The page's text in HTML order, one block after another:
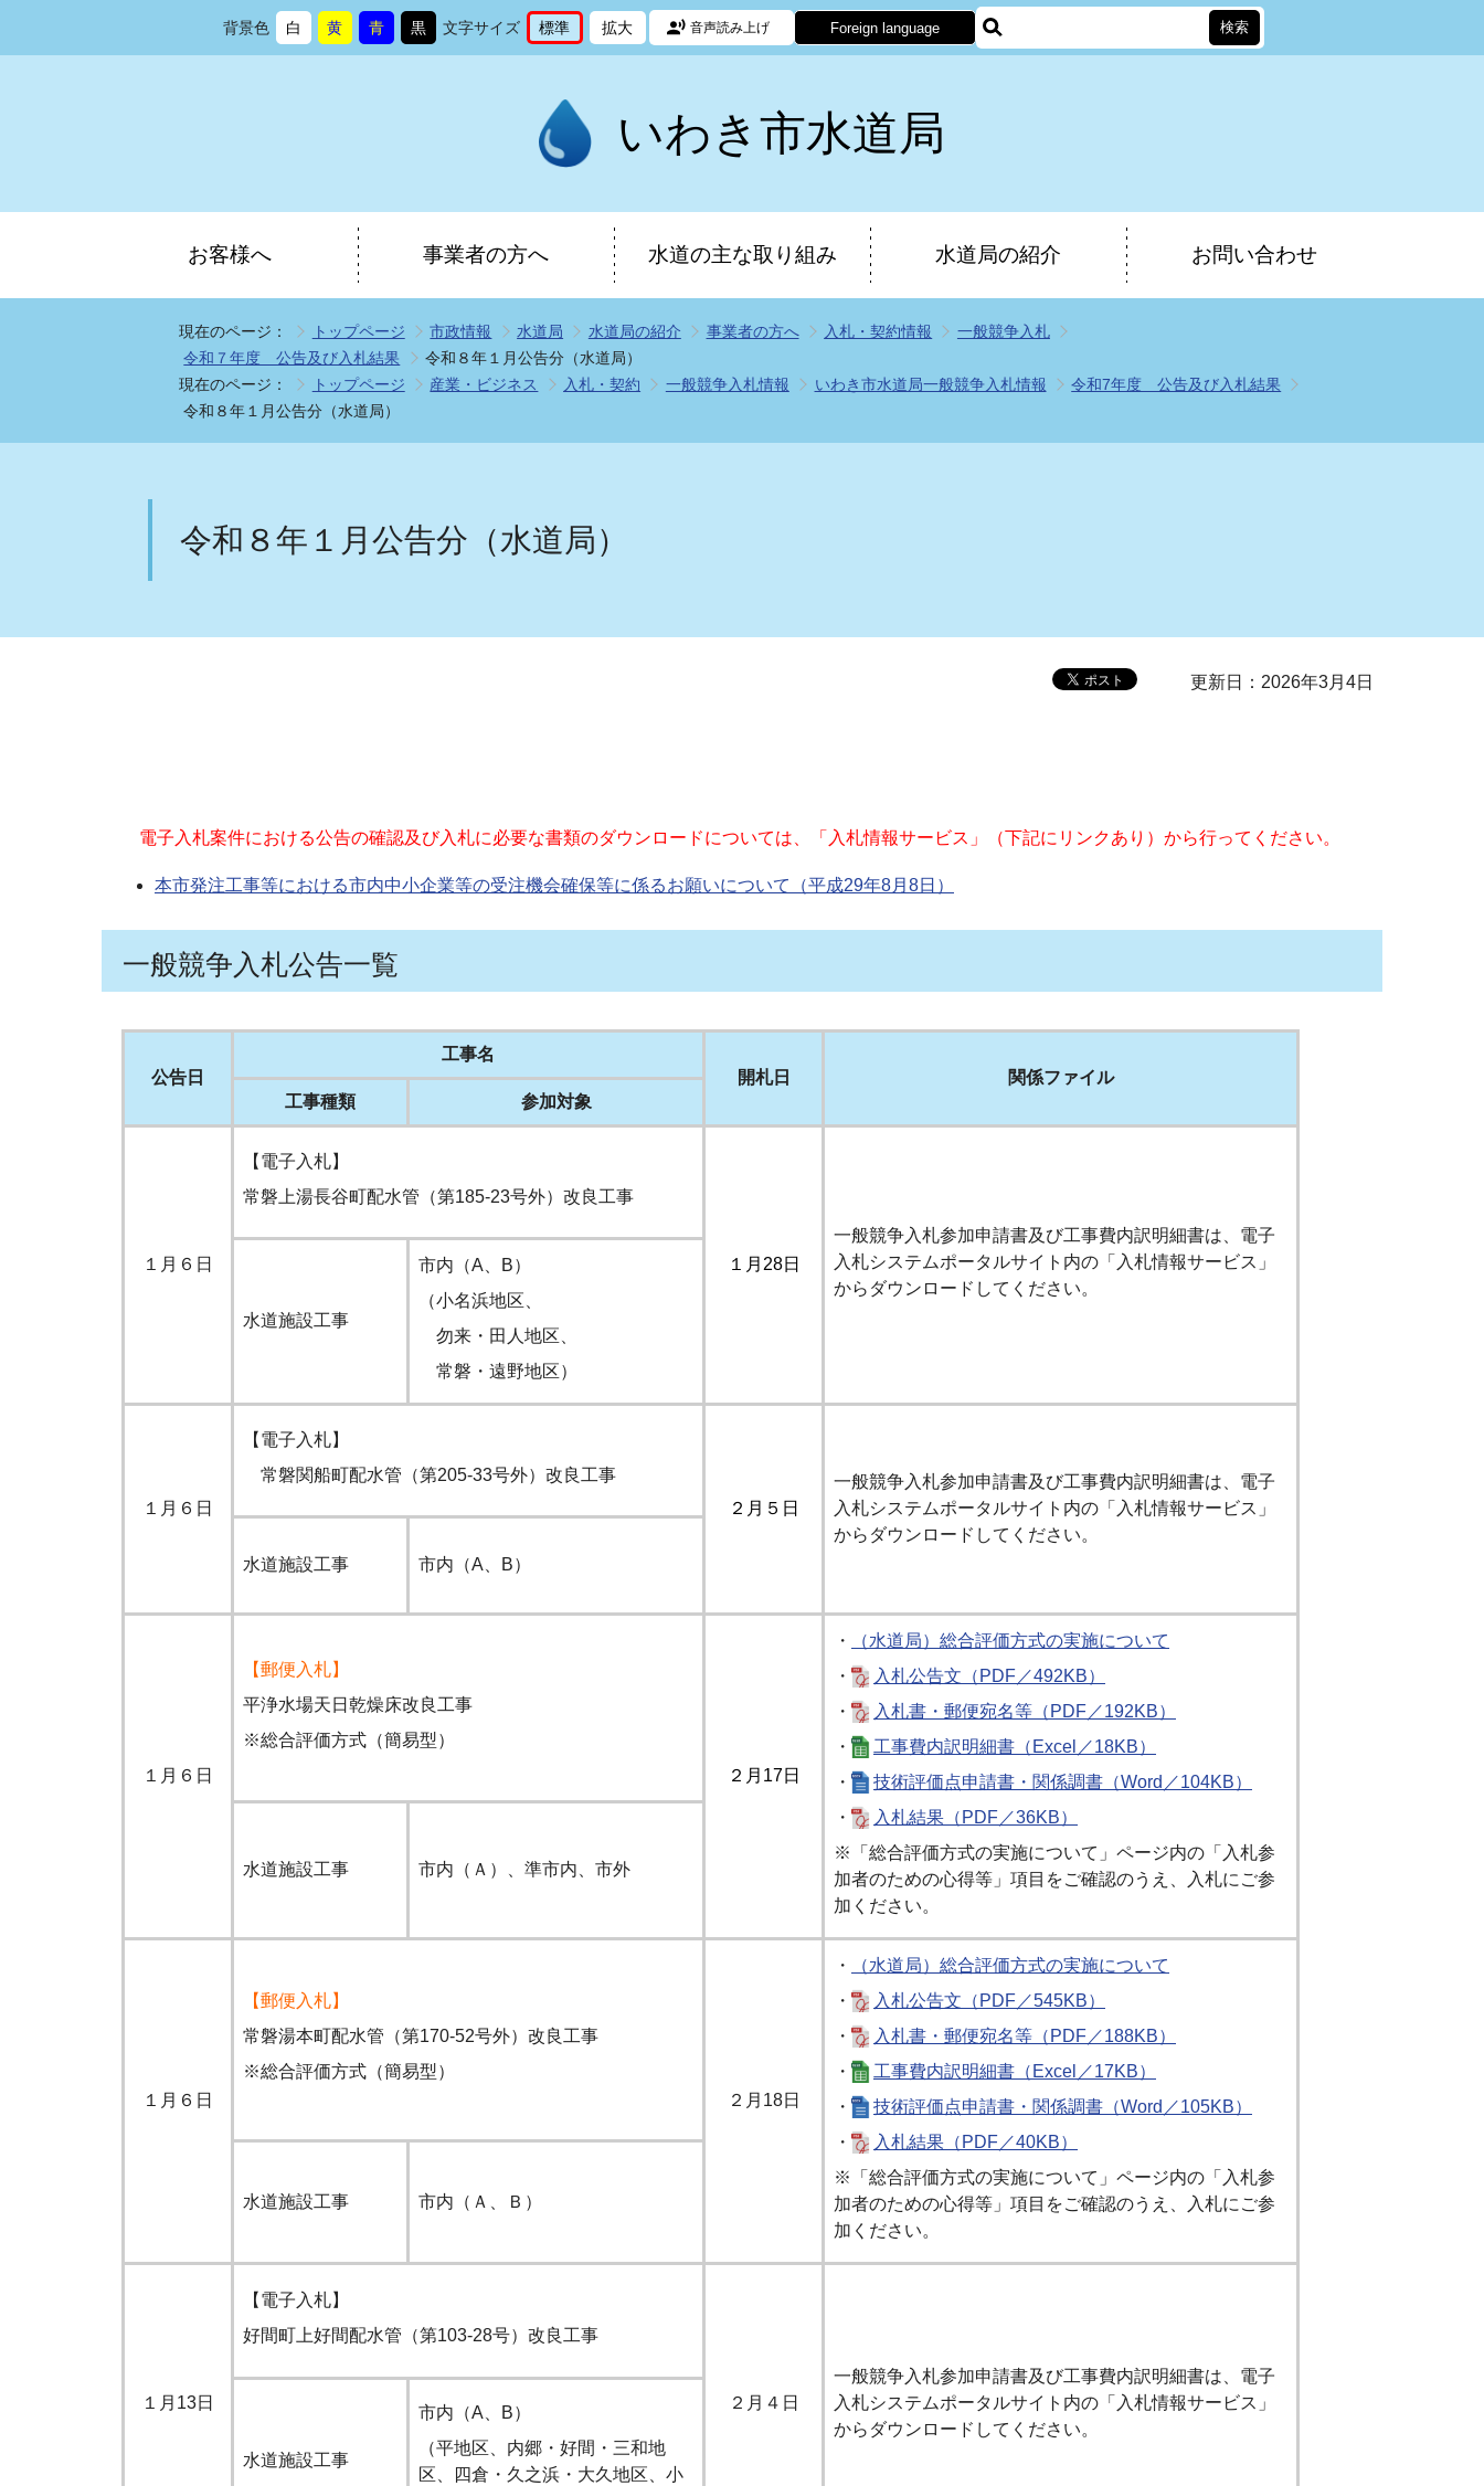
背景色
背
白
に
背
黄
に
背
青
に
背
黒
に
文字サイズ
文
イ
ズ
を
標準
に
文
拡大
に
音声読み上げ Foreign language
いわき市水道局
お客様へ 事業者の方へ 水道の主な取り組み 水道局の紹介 お問い合わせ
現在のページ： トップページ 市政情報 水道局 水道局の紹介 事業者の方へ 入札・契約情報
一般競争入札
令和７年度 公告及び入札結果
令和８年１月公告分（水道局）
現在のページ：
トップページ 産業・ビジネス 入札・契約 一般競争入札情報 いわき市水道局一般競争入札情報
令和7年度 公告及び入札結果
令和８年１月公告分（水道局）
令和８年１月公告分（水道局）
更新日：2026年3月4日
電子入札案件における公告の確認及び入札に必要な書類のダウンロードについては、「入札情報サービス」（下記にリンクあり）から行ってください。
本市発注工事等における市内中小企業等の受注機会確保等に係るお願いについて（平成29年8月8日）
一般競争入札公告一覧
公告日
工事名
開札日
関係ファイル
工事種類
参加対象
１月６日
【電子入札】
常磐上湯長谷町配水管（第185-23号外）改良工事
１月28日
一般競争入札参加申請書及び工事費内訳明細書は、電子
入札システムポータルサイト内の「入札情報サービス」
からダウンロードしてください。
水道施設工事
市内（A、B）
（小名浜地区、
勿来・田人地区、
常磐・遠野地区）
１月６日
【電子入札】
常磐関船町配水管（第205-33号外）改良工事
２月５日
一般競争入札参加申請書及び工事費内訳明細書は、電子
入札システムポータルサイト内の「入札情報サービス」
からダウンロードしてください。
水道施設工事
市内（A、B）
１月６日
【郵便入札】
平浄水場天日乾燥床改良工事
※総合評価方式（簡易型）
２月17日
・
（水道局）総合評価方式の実施について
・
入札公告文（PDF／492KB）
・
入札書・郵便宛名等（PDF／192KB）
・
工事費内訳明細書（Excel／18KB）
・
技術評価点申請書・関係調書（Word／104KB）
・
入札結果（PDF／36KB）
※「総合評価方式の実施について」ページ内の「入札参
加者のための心得等」項目をご確認のうえ、入札にご参
加ください。
水道施設工事 市内（Ａ）、準市内、市外
１月６日
【郵便入札】
常磐湯本町配水管（第170-52号外）改良工事
※総合評価方式（簡易型）
２月18日
・
（水道局）総合評価方式の実施について
・
入札公告文（PDF／545KB）
・
入札書・郵便宛名等（PDF／188KB）
・
工事費内訳明細書（Excel／17KB）
・
技術評価点申請書・関係調書（Word／105KB）
・
入札結果（PDF／40KB）
※「総合評価方式の実施について」ページ内の「入札参
加者のための心得等」項目をご確認のうえ、入札にご参
加ください。
水道施設工事 市内（Ａ、Ｂ）
１月13日
【電子入札】
好間町上好間配水管（第103-28号）改良工事
２月４日
一般競争入札参加申請書及び工事費内訳明細書は、電子
入札システムポータルサイト内の「入札情報サービス」
からダウンロードしてください。
水道施設工事
市内（A、B）
（平地区、内郷・好間・三和地
区、四倉・久之浜・大久地区、小